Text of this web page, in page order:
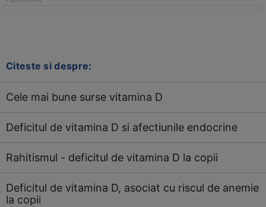
Citeste si despre:
Cele mai bune surse vitamina D
Deficitul de vitamina D si afectiunile endocrine
Rahitismul - deficitul de vitamina D la copii
Deficitul de vitamina D, asociat cu riscul de anemie
la copii